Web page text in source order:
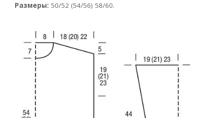
Размеры: 50/52 (54/56) 58/60.